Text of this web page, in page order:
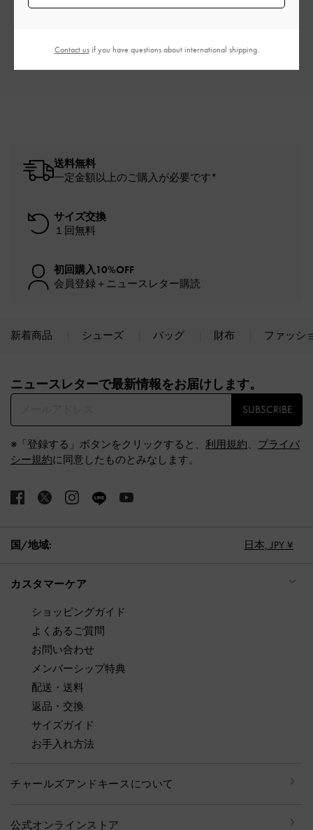
送料無料
一定金額以上のご購入が必要です*
サイズ交換
１回無料
初回購入10%OFF
会員登録＋ニュースレター購読
新着商品 シューズ バッグ 財布 ファッシ
ニュースレターで最新情報をお届けします。​
SUBSCRIBE
※「登録する」ボタンをクリックすると、 利用規約、 プライバ
シー規約に同意したものとみなします。
国/地域: 日本, JPY ¥
カスタマーケア
ショッピングガイド
よくあるご質問
お問い合わせ
メンバーシップ特典
配送・送料
返品・交換
サイズガイド
お手入れ方法
チャールズアンドキースについて
公式オンラインストア
Contact usif you have questions about international shipping.